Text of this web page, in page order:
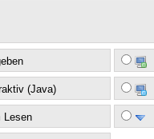
(Java)
Lesen